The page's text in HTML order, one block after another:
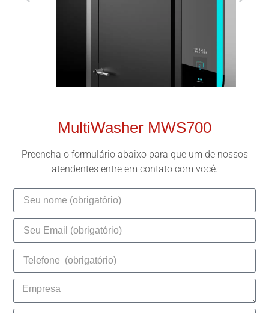
MultiWasher MWS700
Preencha o formulário abaixo para que um de nossos
atendentes entre em contato com você.